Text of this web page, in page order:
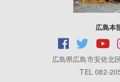
広島本
広島県広島市安佐北
TEL 082-